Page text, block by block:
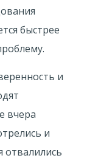
быстрее
и
вчера
и
отвалились